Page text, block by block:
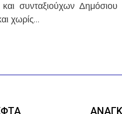
συνταξιούχων
χωρίς…